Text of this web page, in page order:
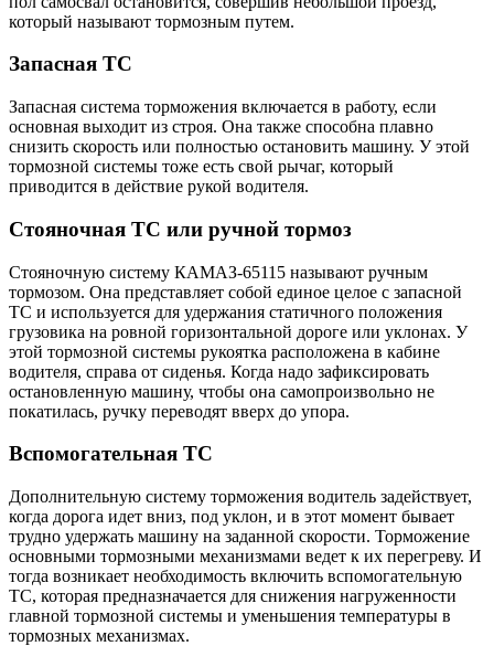
который называют тормозным путем.
Запасная ТС
Запасная система торможения включается в работу, если
основная выходит из строя. Она также способна плавно
снизить скорость или полностью остановить машину. У этой
тормозной системы тоже есть свой рычаг, который
приводится в действие рукой водителя.
Стояночная ТС или ручной тормоз
Стояночную систему КАМАЗ-65115 называют ручным
тормозом. Она представляет собой единое целое с запасной
ТС и используется для удержания статичного положения
грузовика на ровной горизонтальной дороге или уклонах. У
этой тормозной системы рукоятка расположена в кабине
водителя, справа от сиденья. Когда надо зафиксировать
остановленную машину, чтобы она самопроизвольно не
покатилась, ручку переводят вверх до упора.
Вспомогательная ТС
Дополнительную систему торможения водитель задействует,
когда дорога идет вниз, под уклон, и в этот момент бывает
трудно удержать машину на заданной скорости. Торможение
основными тормозными механизмами ведет к их перегреву. И
тогда возникает необходимость включить вспомогательную
ТС, которая предназначается для снижения нагруженности
главной тормозной системы и уменьшения температуры в
тормозных механизмах.